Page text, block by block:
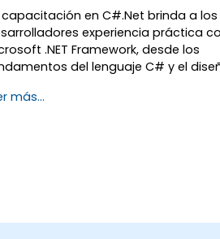
capacitación en C#.Net brinda a los
experiencia práctica
.NET Framework, desde los
del lenguaje C# y el
del IDE de Visual Studio y la
escalable para desplegar
más...